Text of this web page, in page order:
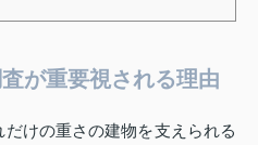
が重要視される理由
けの重さの建物を支えられる